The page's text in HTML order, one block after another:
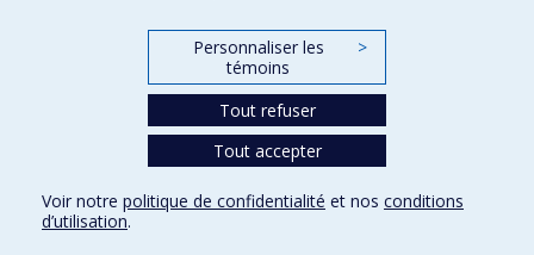
Confidentialité Conditions d’utilisation Paramètres des témoins
Personnaliser les
témoins
>
Tout refuser
Tout accepter
Voir notre politique de confidentialité et nos conditions
d’utilisation.